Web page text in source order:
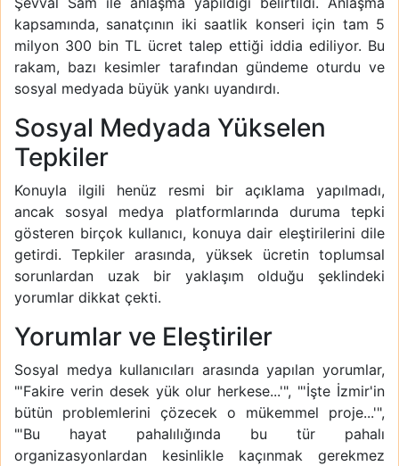
kapsamında, sanatçının iki saatlik konseri için tam 5
milyon 300 bin TL ücret talep ettiği iddia ediliyor. Bu
rakam, bazı kesimler tarafından gündeme oturdu ve
sosyal medyada büyük yankı uyandırdı.
Sosyal Medyada Yükselen
Tepkiler
Konuyla ilgili henüz resmi bir açıklama yapılmadı,
ancak sosyal medya platformlarında duruma tepki
gösteren birçok kullanıcı, konuya dair eleştirilerini dile
getirdi. Tepkiler arasında, yüksek ücretin toplumsal
sorunlardan uzak bir yaklaşım olduğu şeklindeki
yorumlar dikkat çekti.
Yorumlar ve Eleştiriler
Sosyal medya kullanıcıları arasında yapılan yorumlar,
"'Fakire verin desek yük olur herkese...'", "'İşte İzmir'in
bütün problemlerini çözecek o mükemmel proje...'",
"'Bu hayat pahalılığında bu tür pahalı
organizasyonlardan kesinlikle kaçınmak gerekmez